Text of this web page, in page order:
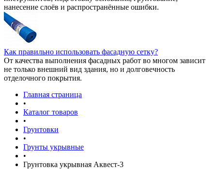
нанесение слоёв и распространённые ошибки.
Как правильно использовать фасадную сетку?
От качества выполнения фасадных работ во многом зависит
не только внешний вид здания, но и долговечность
отделочного покрытия.
Главная страница
•
Каталог товаров
•
Грунтовки
•
Грунты укрывные
•
Грунтовка укрывная Аквест-3